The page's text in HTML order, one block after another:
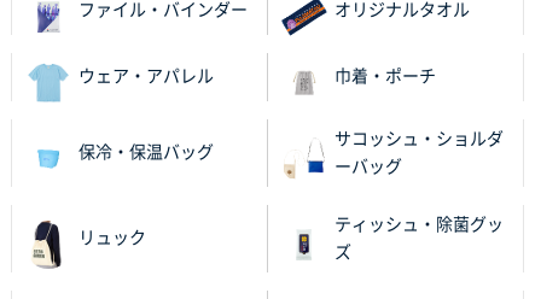
ファイル・バインダー オリジナルタオル
ウェア・アパレル 巾着・ポーチ
保冷・保温バッグ
サコッシュ・ショルダ
ーバッグ
リュック
ティッシュ・除菌グッ
ズ